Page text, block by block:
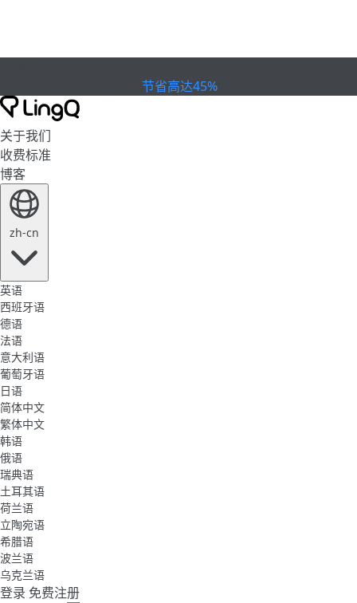
节省高达45%
关于我们
收费标准
博客
zh-cn
英语
西班牙语
德语
法语
意大利语
葡萄牙语
日语
简体中文
繁体中文
韩语
俄语
瑞典语
土耳其语
荷兰语
立陶宛语
希腊语
波兰语
乌克兰语
登录 免费注册